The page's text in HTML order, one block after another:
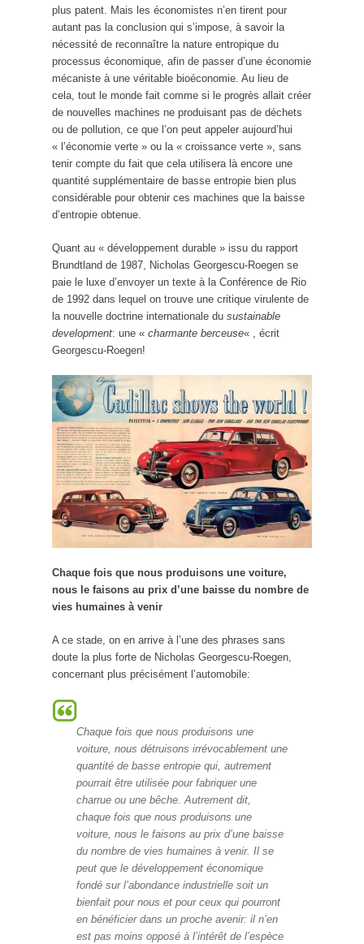
plus patent. Mais les économistes n’en tirent pour
autant pas la conclusion qui s’impose, à savoir la
nécessité de reconnaître la nature entropique du
processus économique, afin de passer d’une économie
mécaniste à une véritable bioéconomie. Au lieu de
cela, tout le monde fait comme si le progrès allait créer
de nouvelles machines ne produisant pas de déchets
ou de pollution, ce que l’on peut appeler aujourd’hui
« l’économie verte » ou la « croissance verte », sans
tenir compte du fait que cela utilisera là encore une
quantité supplémentaire de basse entropie bien plus
considérable pour obtenir ces machines que la baisse
d’entropie obtenue.
Quant au « développement durable » issu du rapport
Brundtland de 1987, Nicholas Georgescu-Roegen se
paie le luxe d’envoyer un texte à la Conférence de Rio
de 1992 dans lequel on trouve une critique virulente de
la nouvelle doctrine internationale du sustainable
development: une « charmante berceuse« , écrit
Georgescu-Roegen!
Chaque fois que nous produisons une voiture,
nous le faisons au prix d’une baisse du nombre de
vies humaines à venir
A ce stade, on en arrive à l’une des phrases sans
doute la plus forte de Nicholas Georgescu-Roegen,
concernant plus précisément l’automobile:
Chaque fois que nous produisons une
voiture, nous détruisons irrévocablement une
quantité de basse entropie qui, autrement
pourrait être utilisée pour fabriquer une
charrue ou une bêche. Autrement dit,
chaque fois que nous produisons une
voiture, nous le faisons au prix d’une baisse
du nombre de vies humaines à venir. Il se
peut que le développement économique
fondé sur l’abondance industrielle soit un
bienfait pour nous et pour ceux qui pourront
en bénéficier dans un proche avenir: il n’en
est pas moins opposé à l’intérêt de l’espèce